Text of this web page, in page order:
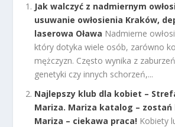
Jak walczyć z nadmiernym
usuwanie owłosienia Kraków,
laserowa Oława Nadmierne
który dotyka wiele osób, zarówno
mężczyzn. Często wynika z
genetyki czy innych schorzeń,...
Najlepszy klub dla kobiet –
Mariza. Mariza katalog –
Mariza – ciekawa praca! Kobiety